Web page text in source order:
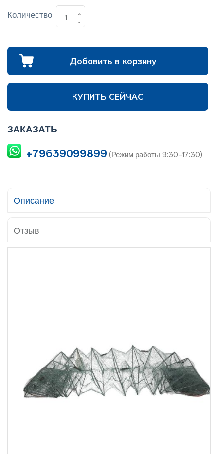
Количество
Добавить в корзину
КУПИТЬ СЕЙЧАС
ЗАКАЗАТЬ
+79639099899 (Режим работы 9:30-17:30)
Описание
Отзыв